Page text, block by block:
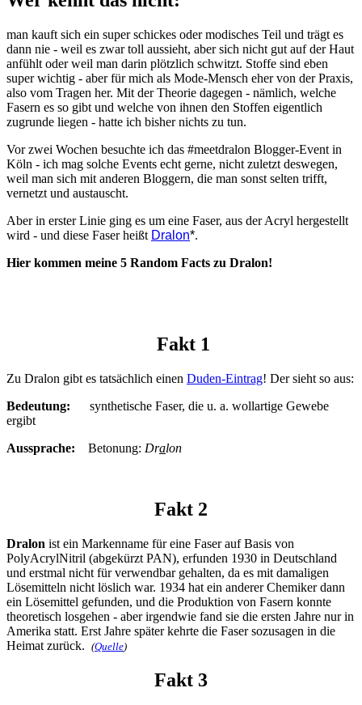
man kauft sich ein super schickes oder modisches Teil und trägt es
dann nie - weil es zwar toll aussieht, aber sich nicht gut auf der Haut
anfühlt oder weil man darin plötzlich schwitzt. Stoffe sind eben
super wichtig - aber für mich als Mode-Mensch eher von der Praxis,
also vom Tragen her. Mit der Theorie dagegen - nämlich, welche
Fasern es so gibt und welche von ihnen den Stoffen eigentlich
zugrunde liegen - hatte ich bisher nichts zu tun.
Vor zwei Wochen besuchte ich das #meetdralon Blogger-Event in
Köln - ich mag solche Events echt gerne, nicht zuletzt deswegen,
weil man sich mit anderen Bloggern, die man sonst selten trifft,
vernetzt und austauscht.
Aber in erster Linie ging es um eine Faser, aus der Acryl hergestellt
wird - und diese Faser heißt Dralon*.
Hier kommen meine 5 Random Facts zu Dralon!
Fakt 1
Zu Dralon gibt es tatsächlich einen Duden-Eintrag! Der sieht so aus:
Bedeutung: synthetische Faser, die u. a. wollartige Gewebe
ergibt
Aussprache: Betonung: Dralon
Fakt 2
Dralon ist ein Markenname für eine Faser auf Basis von
PolyAcrylNitril (abgekürzt PAN), erfunden 1930 in Deutschland
und erstmal nicht für verwendbar gehalten, da es mit damaligen
Lösemitteln nicht löslich war. 1934 hat ein anderer Chemiker dann
ein Lösemittel gefunden, und die Produktion von Fasern konnte
theoretisch losgehen - aber irgendwie fand sie die ersten Jahre nur in
Amerika statt. Erst Jahre später kehrte die Faser sozusagen in die
Heimat zurück. (Quelle)
Fakt 3